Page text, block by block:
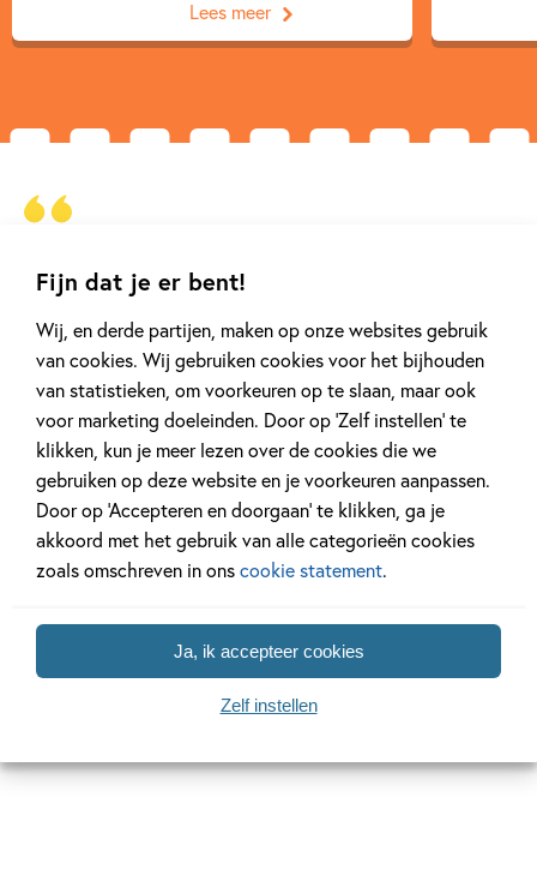
Fijn dat je er bent!
Wij, en derde partijen, maken op onze websites gebruik
van cookies. Wij gebruiken cookies voor het bijhouden
van statistieken, om voorkeuren op te slaan, maar ook
voor marketing doeleinden. Door op ‘Zelf instellen’ te
klikken, kun je meer lezen over de cookies die we
gebruiken op deze website en je voorkeuren aanpassen.
Door op ‘Accepteren en doorgaan’ te klikken, ga je
akkoord met het gebruik van alle categorieën cookies
zoals omschreven in onscookie statement.
Ja, ik accepteer cookies
Zelf instellen
Lees meer
‘Verroen is nog lang niet klaar met
schrijven. En dat is maar goed ook,
anders was dit mooie tijdsdocument er
niet geweest.’ – WINQ
‘Mooi tijdsdocument met prachtige
jongensplaatjes en fijnpijnlijke scènes.’ –
Pjotr van Lenteren
voorlopig hoogtepunt.’ – Het Parool
‘Verroen is nog lang niet klaar met
schrijven. En dat is maar goed ook,
anders was dit mooie tijdsdocument er
niet geweest.’ – WINQ